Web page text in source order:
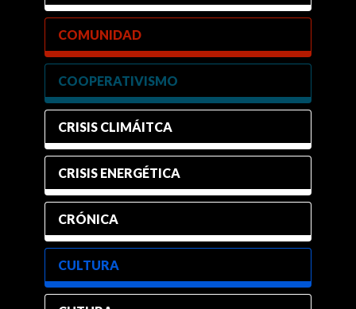
COMUNIDAD
COOPERATIVISMO
CRISIS CLIMÁITCA
CRISIS ENERGÉTICA
CRÓNICA
CULTURA